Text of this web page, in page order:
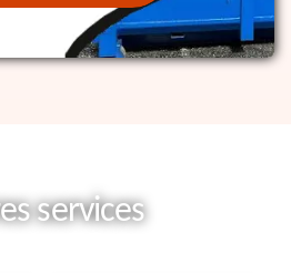
services